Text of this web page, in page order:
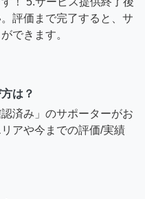
評価まで完了すると、サ
できます。
は？
済み」のサポーターがお
アや今までの評価/実績